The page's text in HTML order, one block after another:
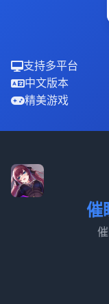
支持多平台
中文版本
精美游戏
催